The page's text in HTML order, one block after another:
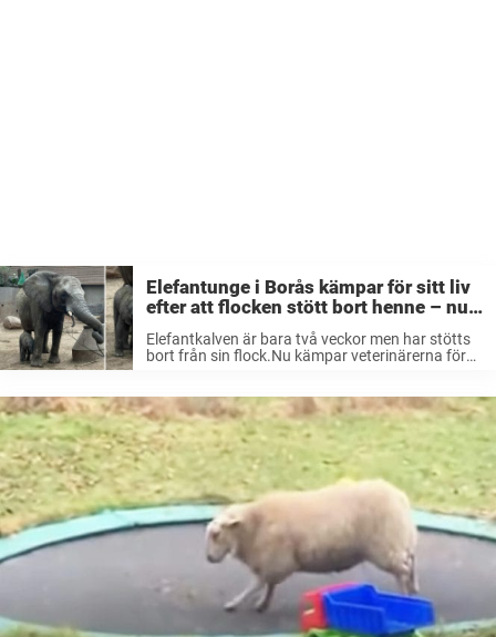
Elefantunge i Borås kämpar för sitt liv
efter att flocken stött bort henne – nu
ger vi henne all vår kärlek
Elefantkalven är bara två veckor men har stötts
bort från sin flock.Nu kämpar veterinärerna för
arbete dygnet runt, säger Therese Hård,
zoologisk chef ...